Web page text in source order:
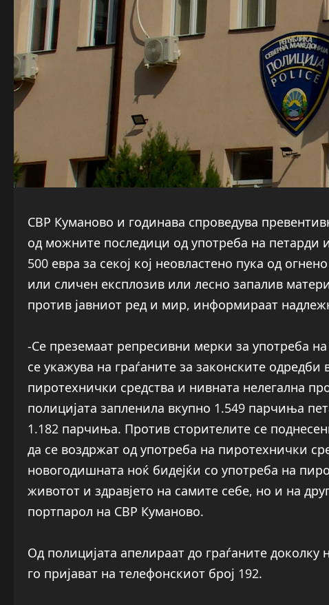
СВР Куманово и годинава спроведува
од можните последици од употреба на петарди
500 евра за секој кој неовластено пука од
или сличен експлозив или лесно запалив
против јавниот ред и мир, информираат
-Се преземаат репресивни мерки за употреба
се укажува на граѓаните за законските
пиротехнички средства и нивната нелегална
полицијата запленила вкупно 1.549 парчиња
1.182 парчиња. Против сторителите се
да се воздржат од употреба на пиротехнички
новогодишната ноќ бидејќи со употреба на
животот и здравјето на самите себе, но и на
портпарол на СВР Куманово.
Од полицијата апелираат до граѓаните
го пријават на телефонскиот број 192.